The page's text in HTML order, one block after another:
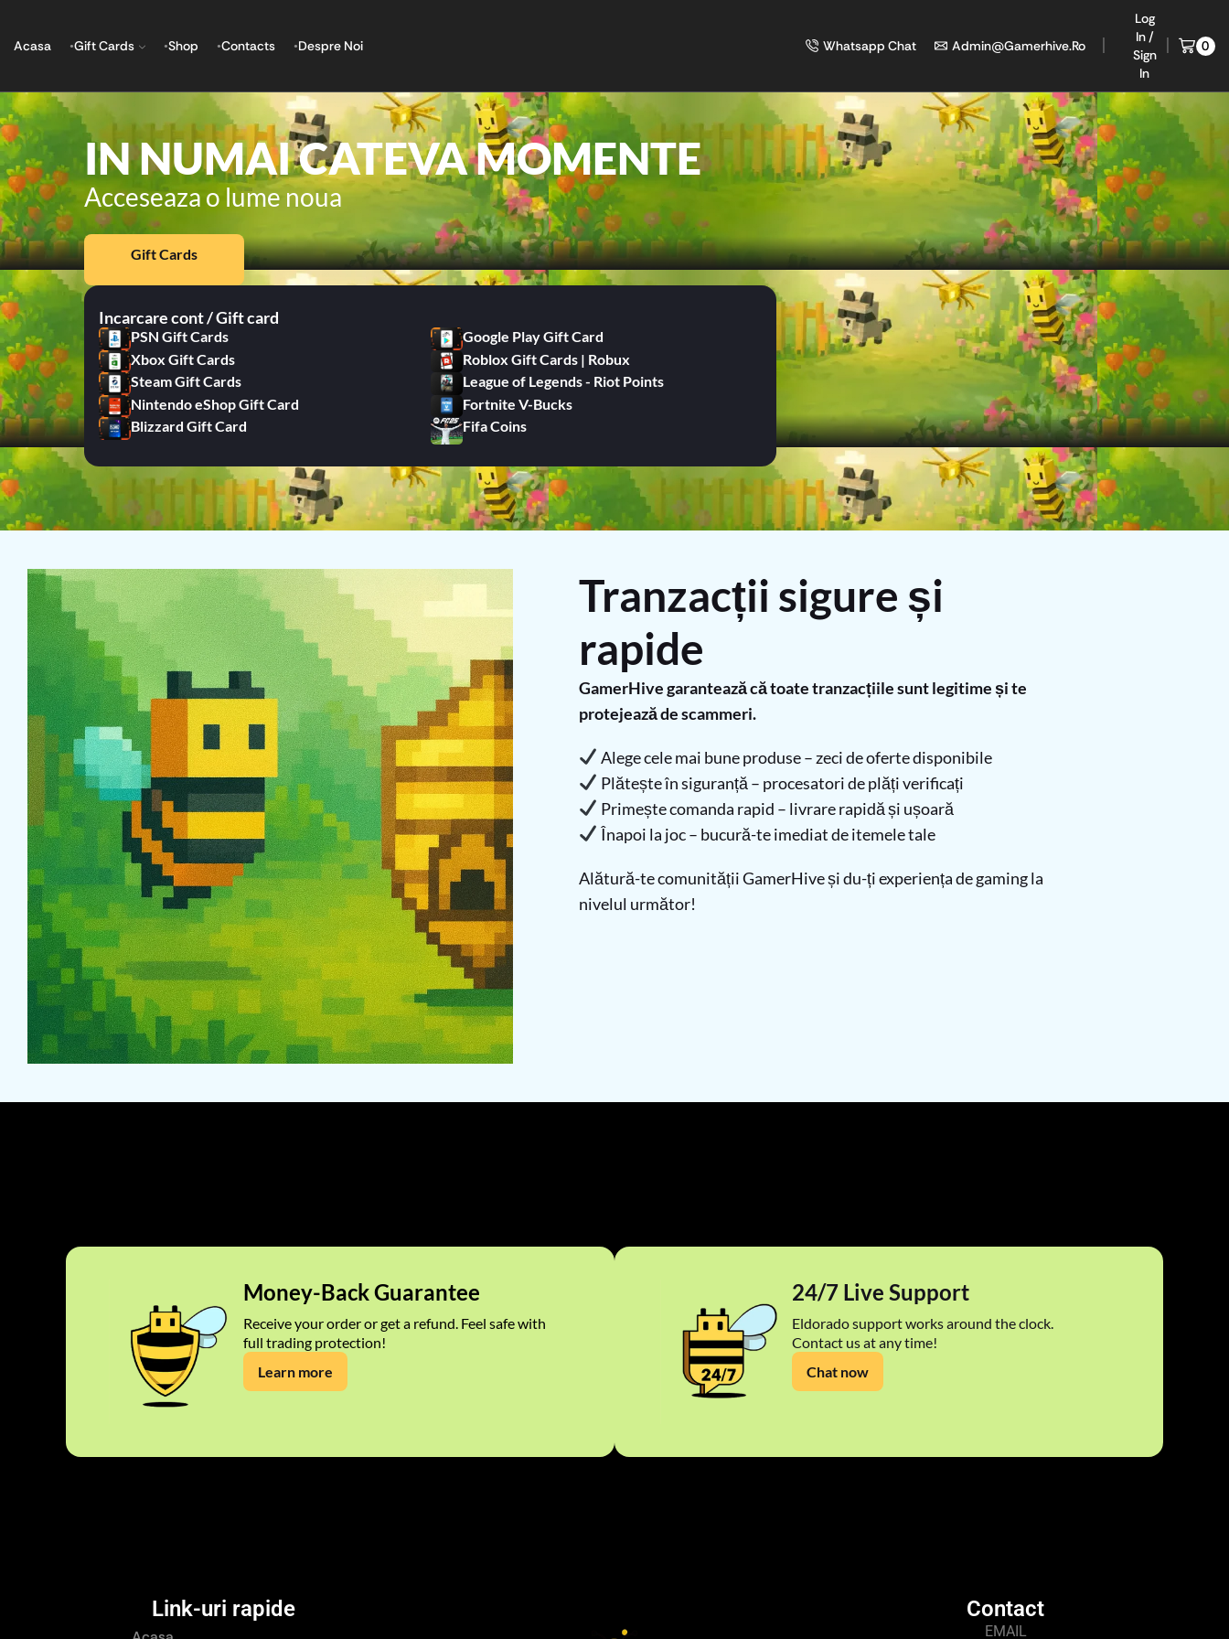
Acasa Gift Cards Shop Contacts Despre Noi Whatsapp Chat Admin@gamerhive.ro
Log
In /
Sign
In
0
IN NUMAI CATEVA MOMENTE
Acceseaza o lume noua
Gift Cards
Incarcare cont / Gift card
PSN Gift Cards
Google Play Gift Card
Xbox Gift Cards
Roblox Gift Cards | Robux
Steam Gift Cards
League of Legends - Riot Points
Nintendo eShop Gift Card
Fortnite V-Bucks
Blizzard Gift Card
Fifa Coins
Tranzacții sigure și
rapide
GamerHive garantează că toate tranzacțiile sunt legitime și te
protejează de scammeri.
Alege cele mai bune produse – zeci de oferte disponibile
Plătește în siguranță – procesatori de plăți verificați
Primește comanda rapid – livrare rapidă și ușoară
Înapoi la joc – bucură-te imediat de itemele tale
Alătură-te comunității GamerHive și du-ți experiența de gaming la
nivelul următor!
Money-Back Guarantee
Receive your order or get a refund. Feel safe with
full trading protection!
Learn more
24/7 Live Support
Eldorado support works around the clock.
Contact us at any time!
Chat now
Link-uri rapide Contact
EMAIL